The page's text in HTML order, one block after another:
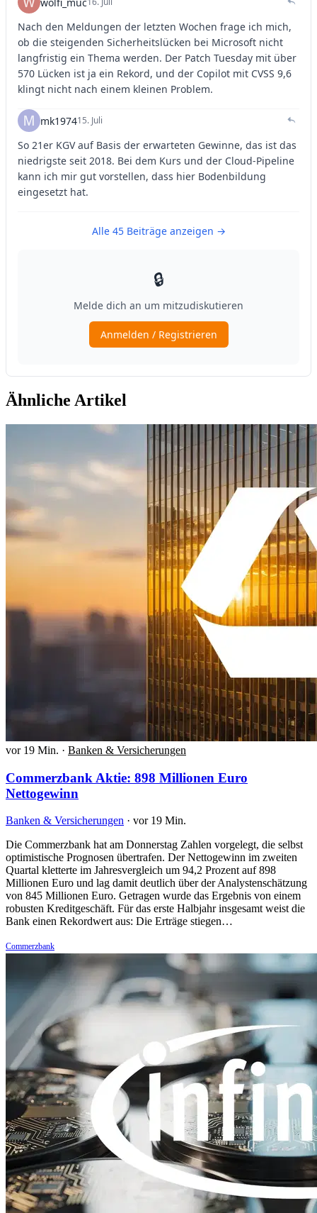
Ähnliche Artikel
vor 19 Min. · Banken & Versicherungen
Commerzbank Aktie: 898 Millionen Euro
Nettogewinn
Banken & Versicherungen · vor 19 Min.
Die Commerzbank hat am Donnerstag Zahlen vorgelegt, die selbst
optimistische Prognosen übertrafen. Der Nettogewinn im zweiten
Quartal kletterte im Jahresvergleich um 94,2 Prozent auf 898
Millionen Euro und lag damit deutlich über der Analystenschätzung
von 845 Millionen Euro. Getragen wurde das Ergebnis von einem
robusten Kreditgeschäft. Für das erste Halbjahr insgesamt weist die
Bank einen Rekordwert aus: Die Erträge stiegen…
Commerzbank